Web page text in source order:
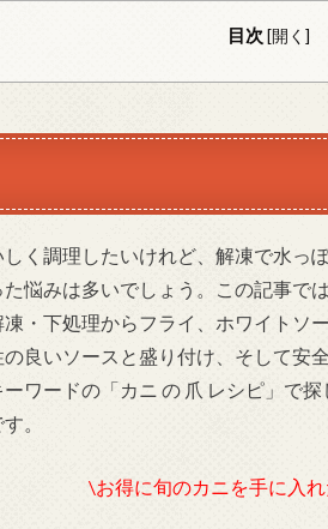
目次 [開く ]
く調理したいけれど、解凍で水っ
悩みは多いでしょう。この記事で
・下処理からフライ、ホワイトソ
良いソースと盛り付け、そして安
ワードの「カニ の 爪 レシピ」で
。
\お得に旬のカニを手に入